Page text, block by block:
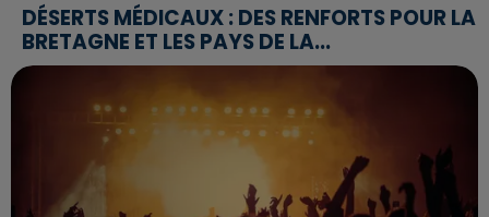
DÉSERTS MÉDICAUX : DES RENFORTS POUR LA
BRETAGNE ET LES PAYS DE LA...